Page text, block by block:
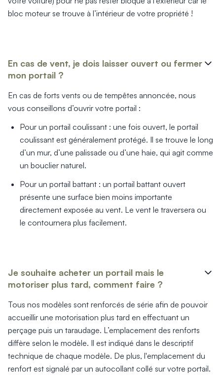
bloc moteur se trouve à l’intérieur de votre propriété !
En cas de vent, je dois laisser ouvert ou fermer
mon portail ?
En cas de forts vents ou de tempêtes annoncée, nous
vous conseillons d’ouvrir votre portail :
Pour un portail coulissant : une fois ouvert, le portail
coulissant est généralement protégé. Il se trouve le long
d’un mur, d’une palissade ou d’une haie, qui agit comme
un bouclier naturel.
Pour un portail battant : un portail battant ouvert
présente une surface bien moins importante
directement exposée au vent. Le vent le traversera ou
le contournera plus facilement.
Je souhaite acheter un portail mais le
motoriser plus tard, comment faire ?
Tous nos modèles sont renforcés de série afin de pouvoir
accueillir une motorisation plus tard en effectuant un
perçage puis un taraudage. L’emplacement des renforts
diffère selon le modèle. Il est indiqué dans le descriptif
technique de chaque modèle. De plus, l'emplacement du
renfort est signalé par un autocollant collé sur votre portail.